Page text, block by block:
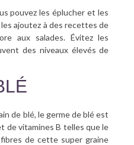
pouvez les éplucher et les
ajoutez à des recettes de
aux salades. Évitez les
des niveaux élevés de
de blé, le germe de blé est
de vitamines B telles que le
de cette super graine